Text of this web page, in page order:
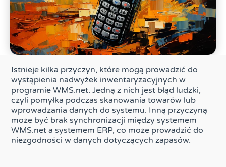
Istnieje kilka przyczyn, które mogą prowadzić do
wystąpienia nadwyżek inwentaryzacyjnych w
programie WMS.net. Jedną z nich jest błąd ludzki,
czyli pomyłka podczas skanowania towarów lub
wprowadzania danych do systemu. Inną przyczyną
może być brak synchronizacji między systemem
WMS.net a systemem ERP, co może prowadzić do
niezgodności w danych dotyczących zapasów.